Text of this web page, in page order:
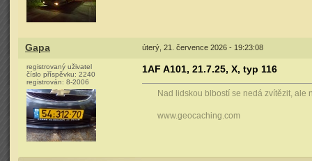
Gapa úterý, 21. července 2026 - 19:23:08
registrovaný uživatel
číslo příspěvku: 2240
registrován: 8-2006
1AF A101, 21.7.25, X, typ 116
Nad lidskou blbostí se nedá zvítězit, ale
www.geocaching.com